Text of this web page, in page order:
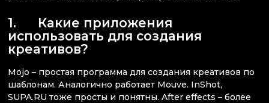
1. Какие приложения
использовать для создания
креативов?
Mojo – простая программа для создания креативов по
шаблонам. Аналогично работает Mouve. InShot,
SUPA.RU тоже просты и понятны. After effects – более